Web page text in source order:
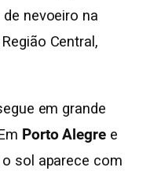
nevoeiro na
Central,
em grande
Porto Alegree
sol aparece com